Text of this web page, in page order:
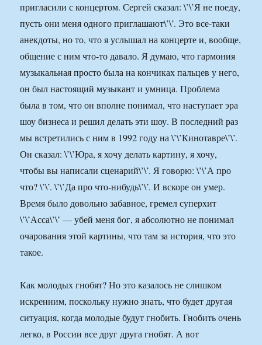
пригласили с концертом. Сергей сказал: \’\’Я не поеду,
пусть они меня одного приглашают\’\’. Это все-таки
анекдоты, но то, что я услышал на концерте и, вообще,
общение с ним что-то давало. Я думаю, что гармония
музыкальная просто была на кончиках пальцев у него,
он был настоящий музыкант и умница. Проблема
была в том, что он вполне понимал, что наступает эра
шоу бизнеса и решил делать эти шоу. В последний раз
мы встретились с ним в 1992 году на \’\’Кинотавре\’\’.
Он сказал: \’\’Юра, я хочу делать картину, я хочу,
чтобы вы написали сценарий\’\’. Я говорю: \’\’А про
что? \’\’. \’\’Да про что-нибудь\’\’. И вскоре он умер.
Время было довольно забавное, гремел суперхит
\’\’Асса\’\’ — убей меня бог, я абсолютно не понимал
очарования этой картины, что там за история, что это
такое.
Как молодых гнобят? Но это казалось не слишком
искренним, поскольку нужно знать, что будет другая
ситуация, когда молодые будут гнобить. Гнобить очень
легко, в России все друг друга гнобят. А вот